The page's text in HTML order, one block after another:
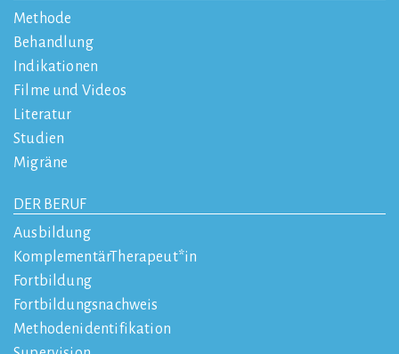
Methode
Behandlung
Indikationen
Filme und Videos
Literatur
Studien
Migräne
DER BERUF
Ausbildung
KomplementärTherapeut*in
Fortbildung
Fortbildungsnachweis
Methodenidentifikation